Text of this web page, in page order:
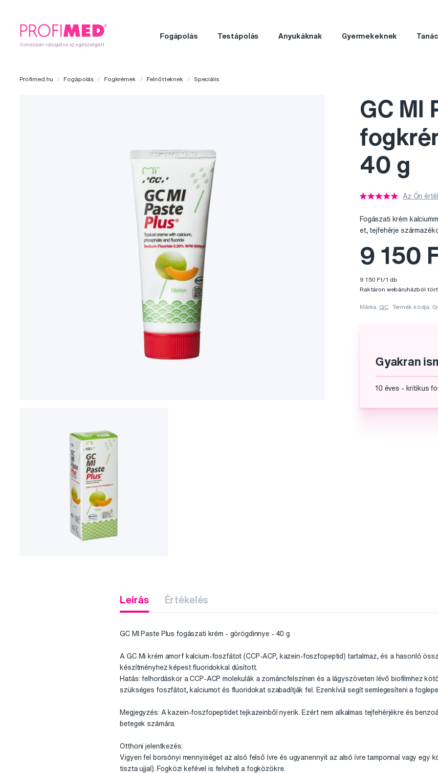
Fogápolás Testápolás Anyukáknak Gyermekeknek
Profimed.hu Fogápolás Fogkrémek Felnőtteknek Speciális
GC MI
40 g
Az Ön
Fogászati ​​krém
et, tejfehérje
9 150
9 150 Ft/1 db
Raktáron webáruházból
Márka: GC Termék kódja:
Gyakran
10 éves - kritikus
Leírás Értékelés
GC MI Paste Plus fogászati ​​krém - görögdinnye - 40 g
A GC Mi krém amorf kalcium-foszfátot (CCP-ACP, kazein-foszfopeptid) tartalmaz, és a hasonló
készítményhez képest fluoridokkal dúsított.
Hatás: felhordáskor a CCP-ACP molekulák a zománcfelszínen és a lágyszöveten lévő biofilmhez
szükséges foszfátot, kalciumot és fluoridokat szabadítják fel. Ezenkívül segít semlegesíteni a
Megjegyzés: A kazein-foszfopeptidet tejkazeinből nyerik. Ezért nem alkalmas tejfehérjékre és
betegek számára.
Otthoni jelentkezés:
Vigyen fel borsónyi mennyiséget az alsó felső ívre és ugyanennyit az alsó ívre tamponnal vagy egy
tiszta ujjal). Fogközi kefével is felviheti a fogközökre.